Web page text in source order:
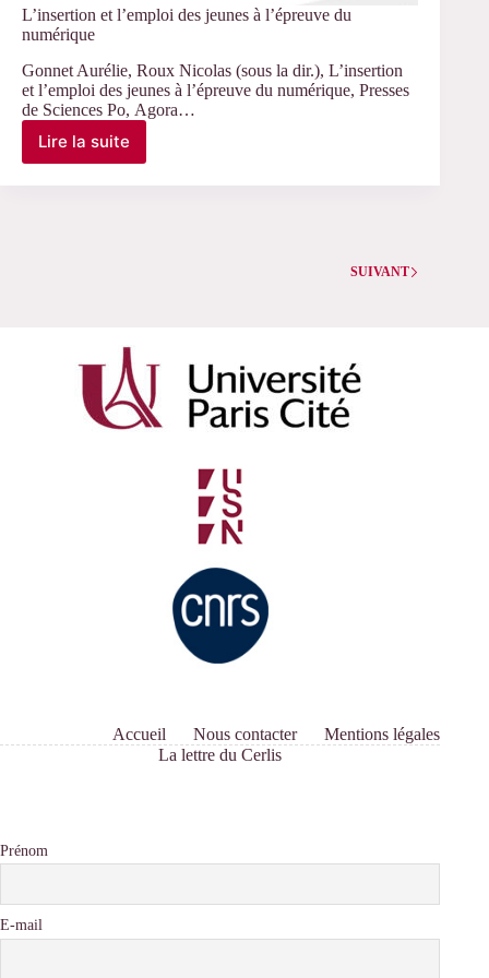
L’insertion et l’emploi des jeunes à l’épreuve du
numérique
Gonnet Aurélie, Roux Nicolas (sous la dir.), L’insertion
et l’emploi des jeunes à l’épreuve du numérique, Presses
de Sciences Po, Agora…
Lire la suite
L’insertion
SUIVANT
Accueil Nous contacter
Mentions légales
La lettre du Cerlis
Prénom
E-mail